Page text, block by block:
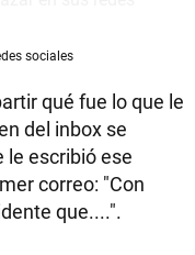
sociales
qué fue lo que le
del inbox se
le escribió ese
correo: "Con
que....".